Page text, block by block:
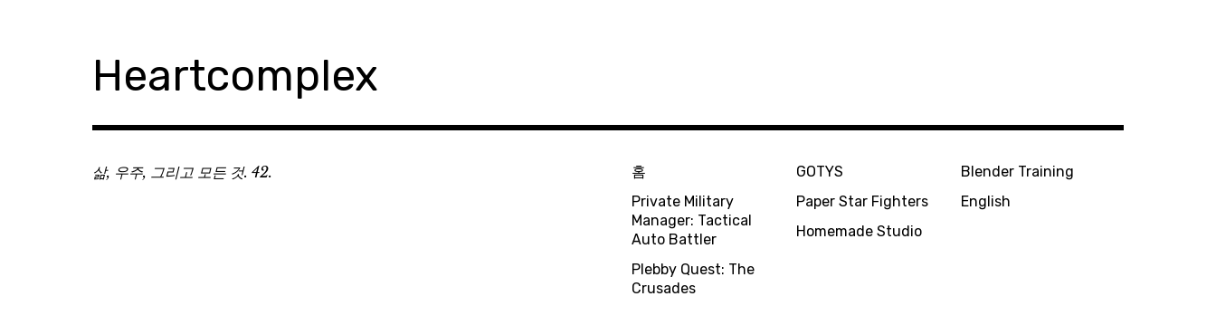
Heartcomplex
삶, 우주, 그리고 모든 것. 42.
홈
Private Military
Manager: Tactical
Auto Battler
Plebby Quest: The
Crusades
GOTYS
Paper Star Fighters
Homemade Studio
Blender Training
English